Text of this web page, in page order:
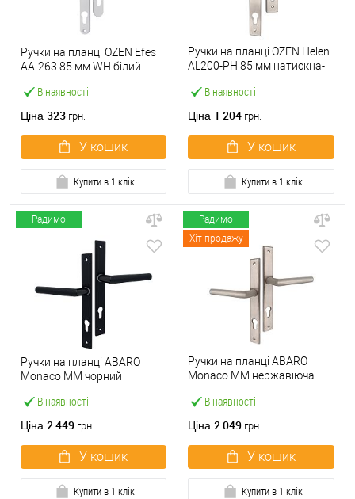
В наявності
Ручки на планці OZEN Efes
AA-263 85 мм WH білий
Ціна 323 грн.
У кошик
Купити в 1 клік
В наявності
Ручки на планці OZEN Helen
AL200-PH 85 мм натискна-
Ціна 1 204 грн.
У кошик
Купити в 1 клік
Радимо
В наявності
Ручки на планці ABARO
Monaco MM чорний
Ціна 2 449 грн.
У кошик
Купити в 1 клік
Радимо
Хіт продажу
В наявності
Ручки на планці ABARO
Monaco MM нержавіюча
Ціна 2 049 грн.
У кошик
Купити в 1 клік